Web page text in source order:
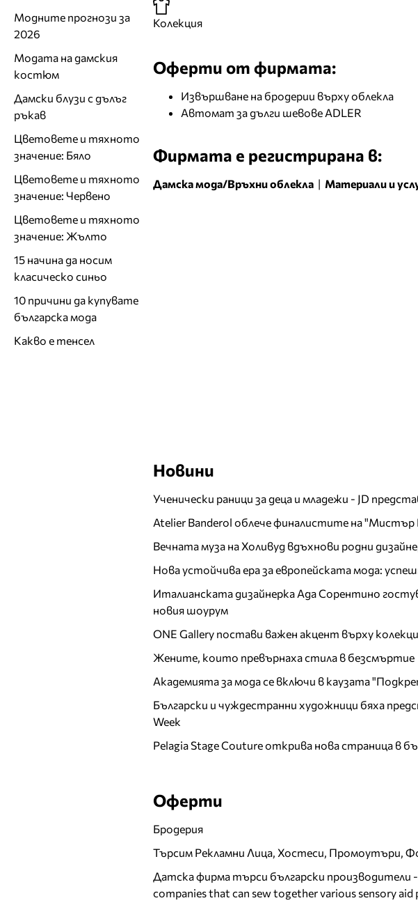
Колекция
Оферти от фирмата:
Извършване на бродерии върху облекла
Автомат за дълги шевове ADLER
Фирмата е регистрирана в:
Дамска мода/Връхни облекла | Материали и
Новини
Ученически раници за деца и младежи - JD
Atelier Banderol облече финалистите на "Мистър
Вечната муза на Холивуд вдъхнови родни
Нова устойчива ера за европейската мода:
Италианската дизайнерка Ада Сорентино
новия шоурум
ONE Gallery постави важен акцент върху
Жените, които превърнаха стила в безсмъртие
Академията за мода се включи в каузата
Български и чуждестранни художници бяха
Week
Pelagia Stage Couture открива нова страница в
Оферти
Бродерия
Търсим Рекламни Лица, Хостеси, Промоутъри,
Датска фирма търси български производители
companies that can sew together various sensory aid
Модните прогнози за
2026
Модата на дамския
костюм
Дамски блузи с дълъг
ръкав
Цветовете и тяхното
значение: Бяло
Цветовете и тяхното
значение: Червено
Цветовете и тяхното
значение: Жълто
15 начина да носим
класическо синьо
10 причини да купувате
българска мода
Какво е тенсел